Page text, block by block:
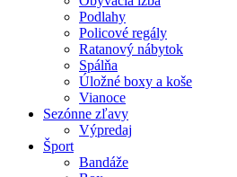
Podlahy
Policové regály
Ratanový nábytok
Spálňa
Úložné boxy a koše
Vianoce
Sezónne zľavy
Výpredaj
Šport
Bandáže